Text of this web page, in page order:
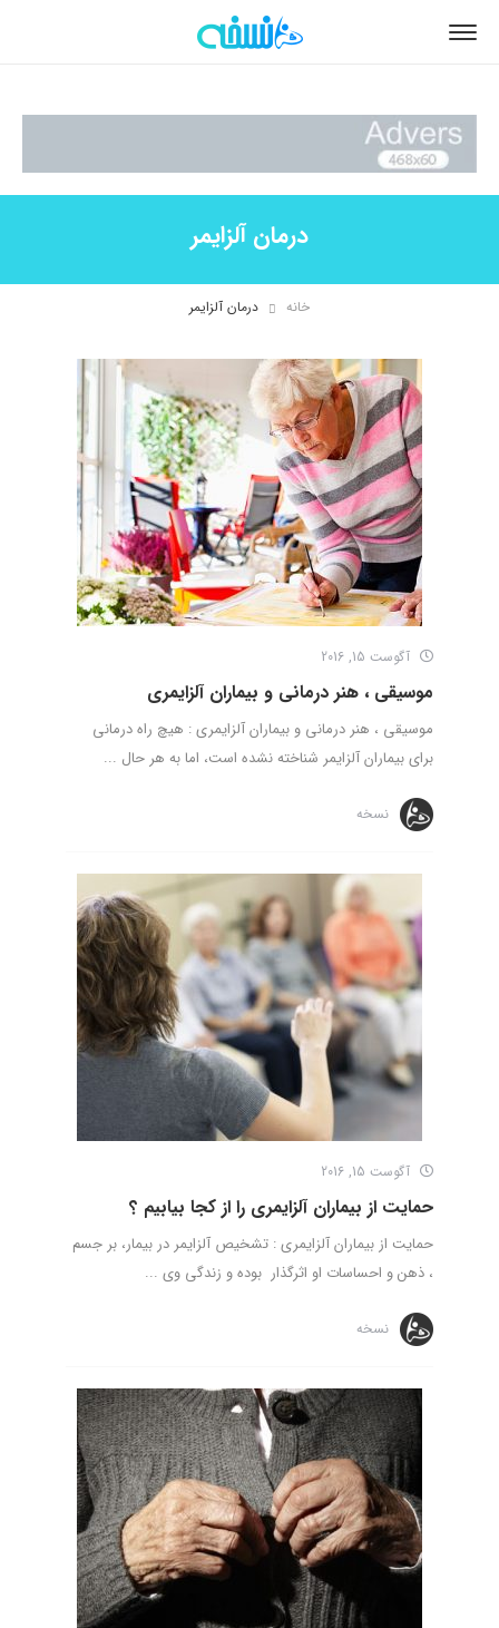
درمان آلزایمر
خانه درمان آلزایمر
آگوست 15, 2016
موسیقی ، هنر درمانی و بیماران آلزایمری
موسیقی ، هنر درمانی و بیماران آلزایمری : هیچ راه درمانی
برای بیماران آلزایمر شناخته نشده است، اما به هر حال ...
نسخه
آگوست 15, 2016
حمایت از بیماران آلزایمری را از کجا بیابیم ؟
حمایت از بیماران آلزایمری : تشخیص آلزایمر در بیمار، بر جسم
، ذهن و احساسات او اثرگذار بوده و زندگی وی ...
نسخه